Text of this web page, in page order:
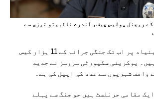
ریجنل پولیس چیف، آندرے نائبیتو تیزی سے
اس قدر تفصیلات کی بنیاد پر اب تک جنگی جرائم کے 11 ہزار کیس
یوکرینی سکیورٹی سروسز نے جدید
واقف شہریوں سے مدد کی اپیل کی ہے۔
مقامی جرنلسٹ ہیں جو جنگ سے پہلے